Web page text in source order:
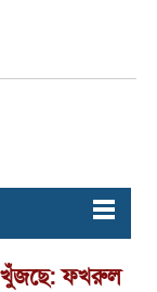
খুঁজছে: ফখরুল